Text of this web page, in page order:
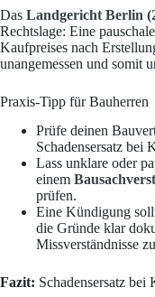
Das Landgericht Berlin
Rechtslage: Eine
Kaufpreises nach
unangemessen und somit
Praxis-Tipp für Bauherren
Prüfe deinen
Schadensersatz bei
Lass unklare oder
einem
prüfen.
Eine Kündigung
die Gründe klar
Missverständnisse
Fazit: Schadensersatz